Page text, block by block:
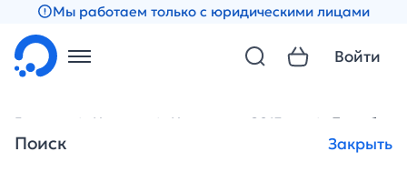
Мы работаем только с юридическими лицами
Поиск Закрыть
Войти
Главная Новости Новости за 2013 год День